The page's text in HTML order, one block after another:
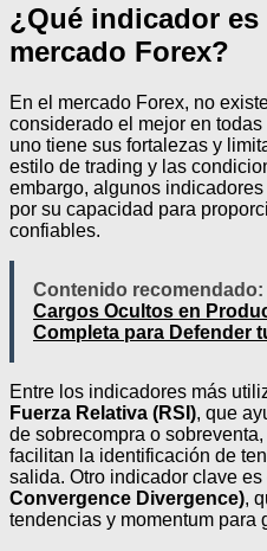
¿Qué indicador es
mercado Forex?
En el mercado Forex, no
considerado el mejor en
uno tiene sus fortalezas y
estilo de trading y las
embargo, algunos
por su capacidad para
confiables.
Contenido recomendado:
Cargos Ocultos en
Completa para Defender
Entre los indicadores más
Fuerza Relativa (RSI), que
de sobrecompra o
facilitan la identificación de
salida. Otro indicador clave es
Convergence Divergence),
tendencias y momentum para